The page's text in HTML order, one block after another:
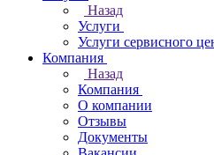
Назад
Услуги
Услуги сервисного
Компания
Назад
Компания
О компании
Отзывы
Документы